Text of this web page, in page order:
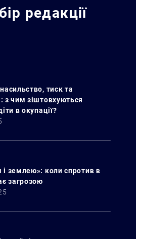
редакції
тиск та
з чим зіштовхуються
в окупації?
землею»: коли спротив в
загрозою